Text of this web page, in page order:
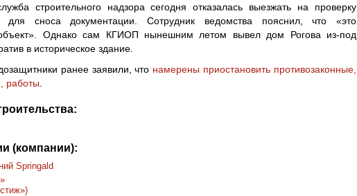
строительного надзора сегодня отказалась выезжать на проверку
для сноса документации. Сотрудник ведомства пояснил, что «это
объект». Однако сам КГИОП нынешним летом вывел дом Рогова из-под
в историческое здание.
ранее заявили, что намерены приостановить противозаконные,
работы
(компании):
Springald